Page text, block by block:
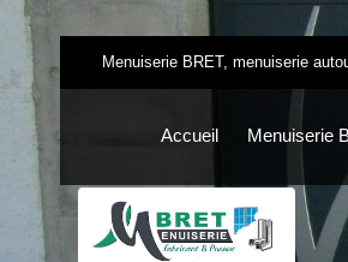
Menuiserie BRET, menuiserie
Accueil Menuiserie